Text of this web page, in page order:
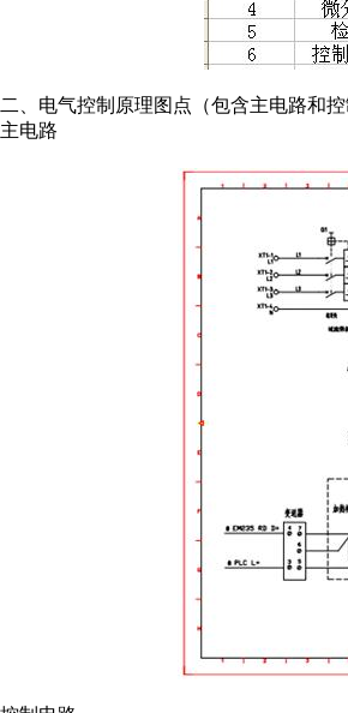
二、电气控制原理图点（包含主电路和控
主电路